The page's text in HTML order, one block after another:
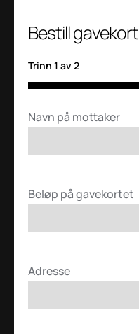
Bestill gavekort
Trinn 1 av 2
50%
Navn på mottaker
Beløp på gavekortet
Adresse